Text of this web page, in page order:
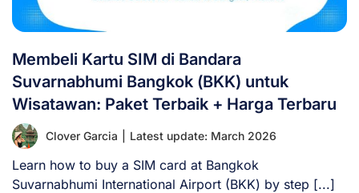
Membeli Kartu SIM di Bandara
Suvarnabhumi Bangkok (BKK) untuk
Wisatawan: Paket Terbaik + Harga Terbaru
Clover Garcia Latest update: March 2026
Learn how to buy a SIM card at Bangkok
Suvarnabhumi International Airport (BKK) by step [...]